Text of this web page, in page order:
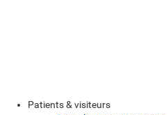
Patients & visiteurs